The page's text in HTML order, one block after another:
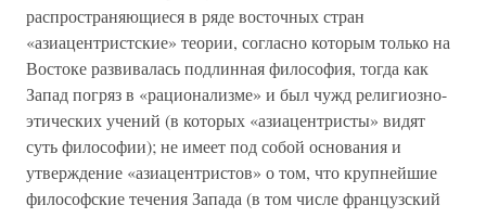
распространяющиеся в ряде восточных стран
«азиацентристские» теории, согласно которым только на
Востоке развивалась подлинная философия, тогда как
Запад погряз в «рационализме» и был чужд религиозно-
этических учений (в которых «азиацентристы» видят
суть философии); не имеет под собой основания и
утверждение «азиацентристов» о том, что крупнейшие
философские течения Запада (в том числе французский